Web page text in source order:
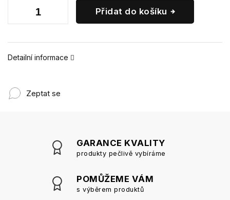
Přidat do košíku
Detailní informace
Zeptat se
GARANCE KVALITY
produkty pečlivě vybíráme
POMŮŽEME VÁM
s výběrem produktů